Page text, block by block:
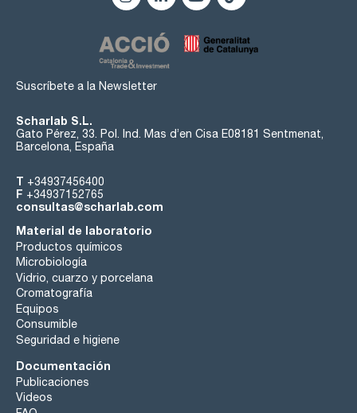
Suscríbete a la Newsletter
Scharlab S.L.
Gato Pérez, 33. Pol. Ind. Mas d’en Cisa E08181 Sentmenat,
Barcelona, España
T +34937456400
F +34937152765
consultas@scharlab.com
Material de laboratorio
Productos químicos
Microbiología
Vidrio, cuarzo y porcelana
Cromatografía
Equipos
Consumible
Seguridad e higiene
Documentación
Publicaciones
Videos